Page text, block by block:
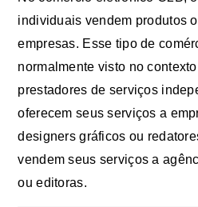
individuais vendem produtos
empresas. Esse tipo de
normalmente visto no
prestadores de serviços
oferecem seus serviços a
designers gráficos ou
vendem seus serviços a
ou editoras.